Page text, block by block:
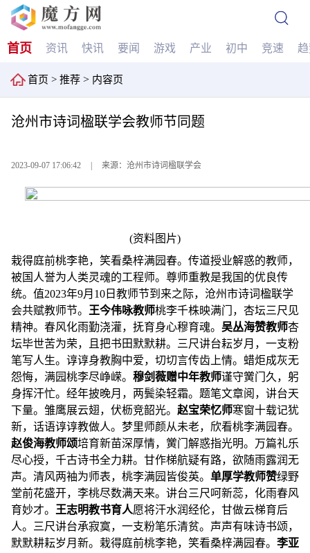
首页 资讯 快讯 要闻 游戏 产业 初中 竞速
首页 > 推荐 > 内容页
沧州市诗词楹联学会教师节同题
2023-09-07 17:06:42 来源：沧州市诗词楹联学会
(资料图片)
栽得庭前桃李艳，笑看桑梓满园春。传道授业解惑的教师，
被国人誉为人类灵魂的工程师。尊师重教是我国的优良传
统。值2023年9月10日教师节到来之际，沧州市诗词楹联学
会共赋教师节。
王今伟咏教师桃李千株映满门，杏坛三尺见
精神。春风化雨勤浇灌，抚育身心穆育魂。 吴丛海赞教师杏
坛毕世苦为荣，且把书田默默耕。三尺讲台耘岁月，一支粉
笔写人生。谆谆身教胸中爱，切切言传齿上情。蜡炬成灰无
怨悔，满园桃李尽峥嵘。 穆剑薇赠中年教师谨守黉门久，躬
身挥汗忙。经年披晚月，两鬓染轻霜。题笔文章阅，讲台天
下量。雏鹰展云翅，伏枥竞韶光。 赵宝荣忆师寒窗十载记犹
新，话语谆谆教做人。梦里师颜从未老，欣看桃李满园春。
赵俊海教师颂培育新苗深厚情，黉门解惑指光明。万篇礼乐
尽心授，千古诗书全力耕。甘作梯航疑有路，欲随雨露润无
声。清风两袖为师表，桃李满园皆俊英。 单厚学教师赞绿野
堂前花盛开，李桃尽数满天来。讲台三尺呵新蕊，化雨春风
育妙才。
王志明教书育人愿将汗水润经伦，甘做云梯育后
人。三尺讲台承寂寞，一支粉笔乐清贫。声声有味诗书颂，
默默耕耘岁月新。栽得庭前桃李艳，笑看桑梓满园春。 李亚